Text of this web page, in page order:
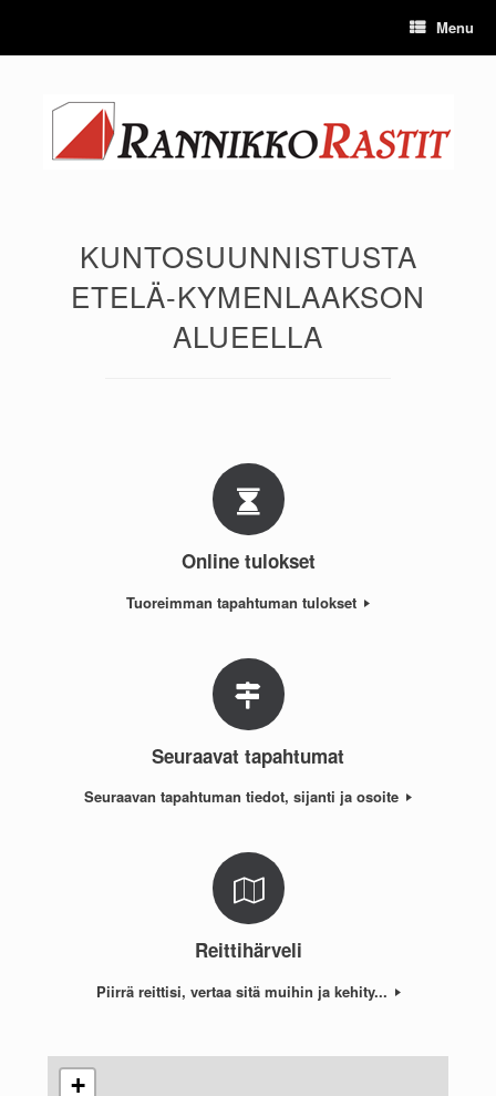
content
Menu
KUNTOSUUNNISTUSTA
ETELÄ-KYMENLAAKSON
ALUEELLA
Online tulokset
Tuoreimman tapahtuman tulokset
Seuraavat tapahtumat
Seuraavan tapahtuman tiedot, sijanti ja osoite
Reittihärveli
Piirrä reittisi, vertaa sitä muihin ja kehity...